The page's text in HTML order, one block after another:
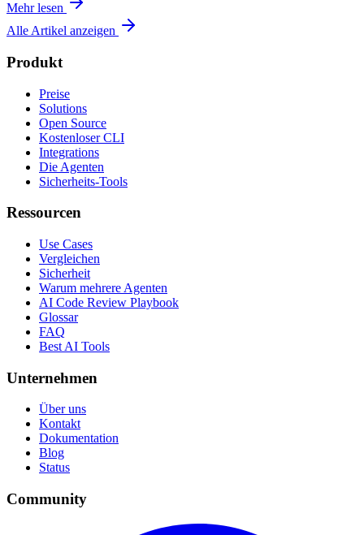
Mehr lesen
Alle Artikel anzeigen
Produkt
Preise
Solutions
Open Source
Kostenloser CLI
Integrations
Die Agenten
Sicherheits-Tools
Ressourcen
Use Cases
Vergleichen
Sicherheit
Warum mehrere Agenten
AI Code Review Playbook
Glossar
FAQ
Best AI Tools
Unternehmen
Über uns
Kontakt
Dokumentation
Blog
Status
Community